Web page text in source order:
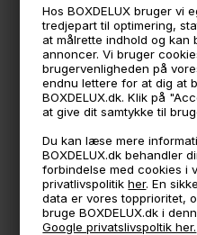
Hos BOXDELUX bruger vi
tredjepart til optimering,
at målrette indhold og kan
annoncer. Vi bruger
brugervenligheden på
endnu lettere for at dig at
BOXDELUX.dk. Klik på
at give dit samtykke til
Du kan læse mere
BOXDELUX.dk behandler
forbindelse med cookies i
privatlivspolitikher. En
data er vores topprioritet,
bruge BOXDELUX.dk i
Google privatslivspoltik her.
🕚 Bestil inden 11 & vi sender
🧺 Kan du lægge varen i
🌟 4,9 med over 1200
📦 Fragtfri v. køb over 999,-
💳 Betal med
📱 Kundeservice 50446800
Kundeservice